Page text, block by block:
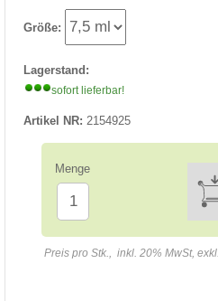
Größe:
Lagerstand:
sofort lieferbar!
Artikel NR: 2154925
Menge
Preis pro Stk., inkl. 20% MwSt,